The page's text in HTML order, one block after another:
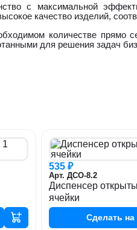
с максимальной
качество изделий,
количестве прямо
для решения задач
535 ₽
Арт. ДСО-8.2
Диспенсер
ячейки
Сделать на